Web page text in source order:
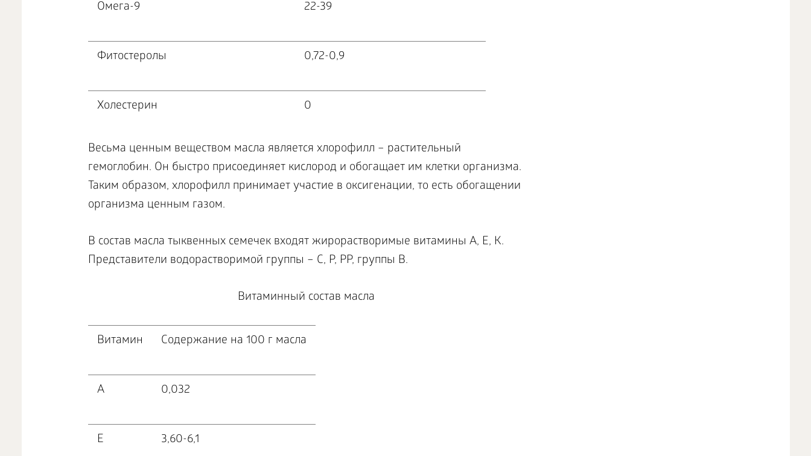
Омега-9 22-39
Фитостеролы 0,72-0,9
Холестерин 0
Весьма ценным веществом масла является хлорофилл – растительный
гемоглобин. Он быстро присоединяет кислород и обогащает им клетки организма.
Таким образом, хлорофилл принимает участие в оксигенации, то есть обогащении
организма ценным газом.
В состав масла тыквенных семечек входят жирорастворимые витамины А, Е, К.
Представители водорастворимой группы – С, Р, РР, группы В.
Витаминный состав масла
Витамин Содержание на 100 г масла
А 0,032
Е 3,60-6,1